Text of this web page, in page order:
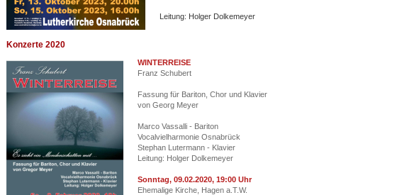
Leitung: Holger Dolkemeyer
Konzerte 2020
WINTERREISE
Franz Schubert
Fassung für Bariton, Chor und Klavier
von Georg Meyer
Marco Vassalli - Bariton
Vocalvielharmonie Osnabrück
Stephan Lutermann - Klavier
Leitung: Holger Dolkemeyer
Sonntag, 09.02.2020, 19:00 Uhr
Ehemalige Kirche, Hagen a.T.W.